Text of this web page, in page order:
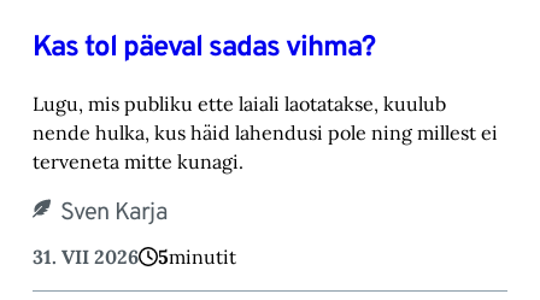
Kas tol päeval sadas vihma?
Lugu, mis publiku ette laiali laotatakse, kuulub
nende hulka, kus häid lahendusi pole ning millest ei
terveneta mitte kunagi.
Sven Karja
31. VII 2026 5minutit